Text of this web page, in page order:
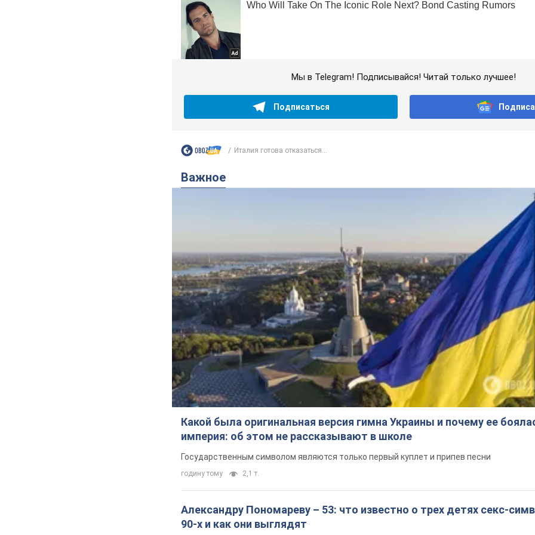
Мы в Telegram! Подписывайся! Читай только лучшее!
Подписаться
Италия готова отказаться...
Важное
Какой была оригинальная версия гимна Украины и почему ее
империя: об этом не рассказывают в школе
Государственным символом являются только первый куплет и припев песни
годину тому 2,1 т.
Александру Пономареву – 53: что известно о трех детях секс-
90-х и как они выглядят